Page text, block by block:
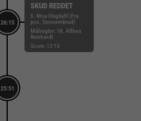
26:15
SKUD REDDET
6. Moa Högdahl (Fra
pos. Gennembrud)
Målvogter: 16. Althea
Reinhardt
Score: 12-13
25:51